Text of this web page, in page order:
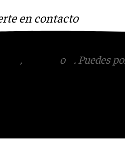
en contacto
, o
. Puedes